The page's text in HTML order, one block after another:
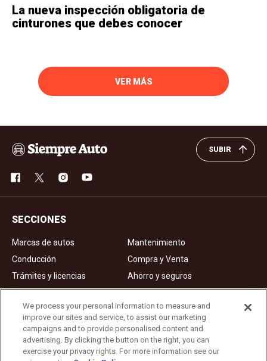
La nueva inspección obligatoria de
cinturones que debes conocer
VER MÁS
SUBIR
SECCIONES
Marcas de autos
Mantenimiento
Conducción
Compra y Venta
Trámites y licencias
Ahorro y seguros
Noticias
Videos de autos
Ad Choices
About Us
We process your personal information to measure and
improve our sites and service, to assist our marketing
campaigns and to provide personalised content and
advertising. By clicking the button on the right, you can
exercise your privacy rights. For more information see our